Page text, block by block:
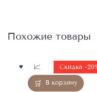
Похожие товары
В корзину
Скидка -